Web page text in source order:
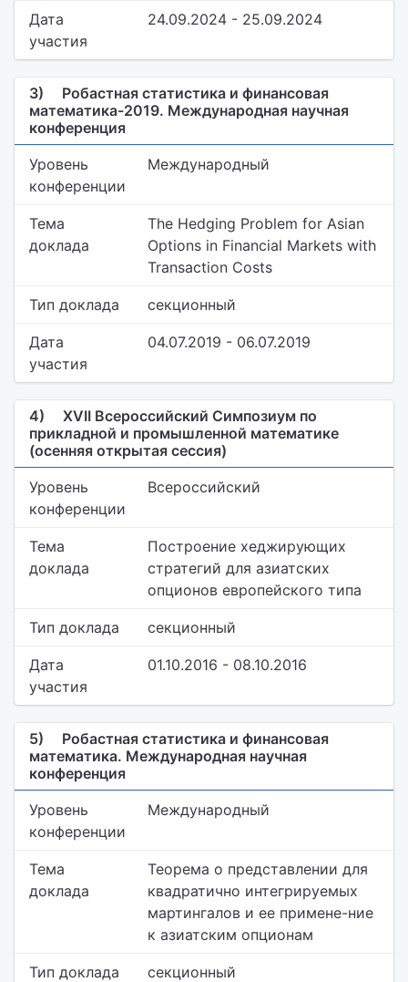
Дата
участия
24.09.2024 - 25.09.2024
3)
Робастная статистика и финансовая
математика-2019. Международная научная
конференция
Уровень
конференции
Международный
Тема
доклада
The Hedging Problem for Asian
Options in Financial Markets with
Transaction Costs
Тип доклада секционный
Дата
участия
04.07.2019 - 06.07.2019
4)
XVII Всероссийский Симпозиум по
прикладной и промышленной математике
(осенняя открытая сессия)
Уровень
конференции
Всероссийский
Тема
доклада
Построение хеджирующих
стратегий для азиатских
опционов европейского типа
Тип доклада секционный
Дата
участия
01.10.2016 - 08.10.2016
5)
Робастная статистика и финансовая
математика. Международная научная
конференция
Уровень
конференции
Международный
Тема
доклада
Теорема о представлении для
квадратично интегрируемых
мартингалов и ее примене-ние
к азиатским опционам
Тип доклада секционный